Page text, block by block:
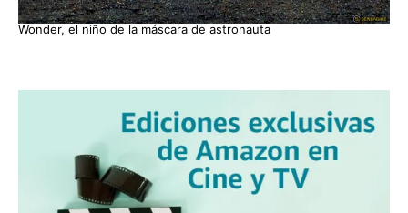
Wonder, el niño de la máscara de astronauta